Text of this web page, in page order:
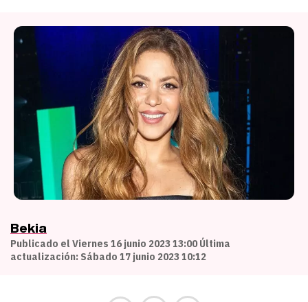
Bekia
Publicado el Viernes 16 junio 2023 13:00 Última
actualización: Sábado 17 junio 2023 10:12